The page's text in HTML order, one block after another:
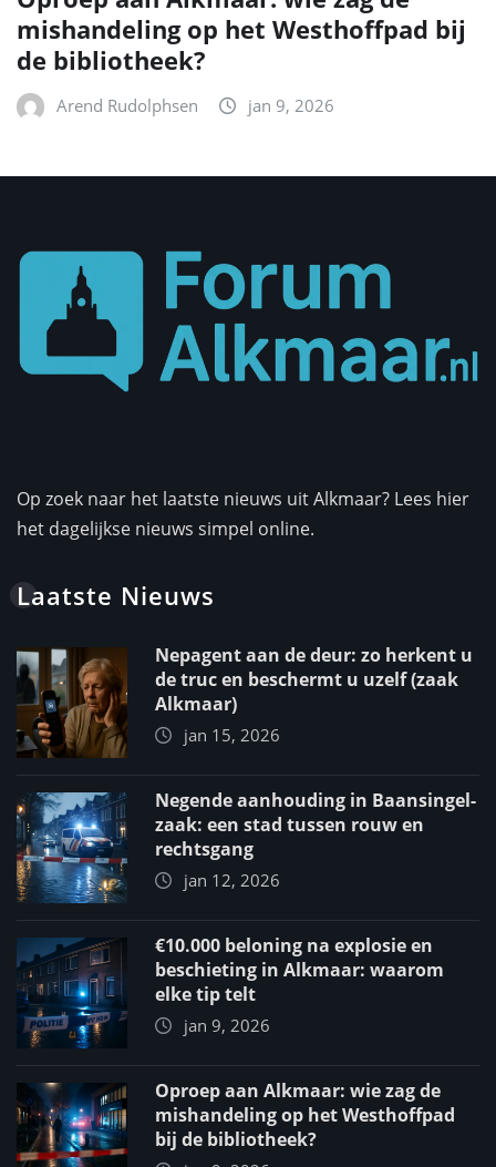
mishandeling op het Westhoffpad bij
de bibliotheek?
Arend Rudolphsen jan 9, 2026
Op zoek naar het laatste nieuws uit Alkmaar? Lees hier
het dagelijkse nieuws simpel online.
Laatste Nieuws
Nepagent aan de deur: zo herkent u
de truc en beschermt u uzelf (zaak
Alkmaar)
jan 15, 2026
Negende aanhouding in Baansingel-
zaak: een stad tussen rouw en
rechtsgang
jan 12, 2026
€10.000 beloning na explosie en
beschieting in Alkmaar: waarom
elke tip telt
jan 9, 2026
Oproep aan Alkmaar: wie zag de
mishandeling op het Westhoffpad
bij de bibliotheek?